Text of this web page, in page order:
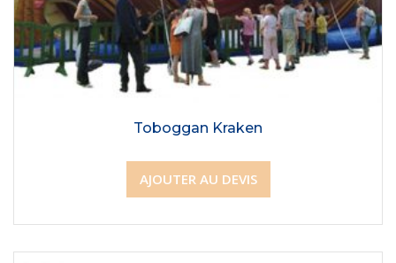
Toboggan Kraken
AJOUTER AU DEVIS